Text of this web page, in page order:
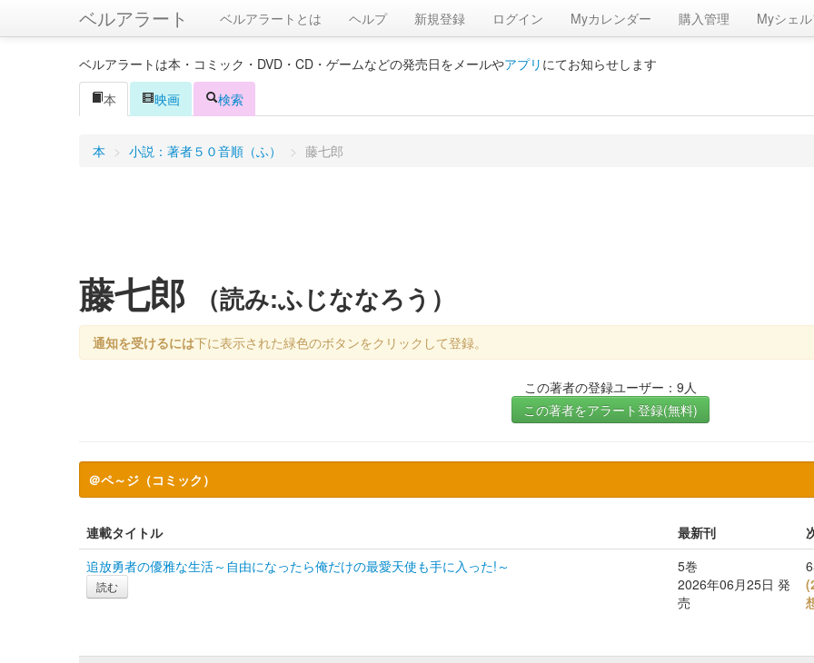
ベルアラート ベルアラートとは ヘルプ 新規登録 ログイン Myカレンダー 購入管理 Myシェ
ベルアラートは本・コミック・DVD・CD・ゲームなどの発売日をメールやアプリ にてお知らせします
本
映画 検索
本 > 小説：著者５０音順（ふ） > 藤七郎
藤七郎 （読み:ふじななろう）
通知を受けるには下に表示された緑色のボタンをクリックして登録。
この著者の登録ユーザー：9人
この著者をアラート登録(無料)
＠ペ～ジ（コミック）
連載タイトル 最新刊
追放勇者の優雅な生活～自由になったら俺だけの最愛天使も手に入った!～
読む
5巻
2026年06月25日 発
売
(